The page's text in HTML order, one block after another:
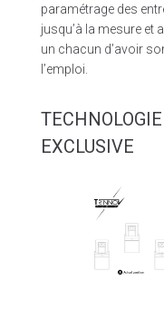
paramétrage des
jusqu’à la mesure et
un chacun d’avoir
l’emploi.
EXCLUSIVE